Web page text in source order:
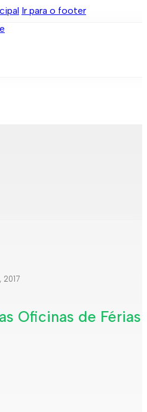
Ir para o footer
2017
Oficinas de Férias